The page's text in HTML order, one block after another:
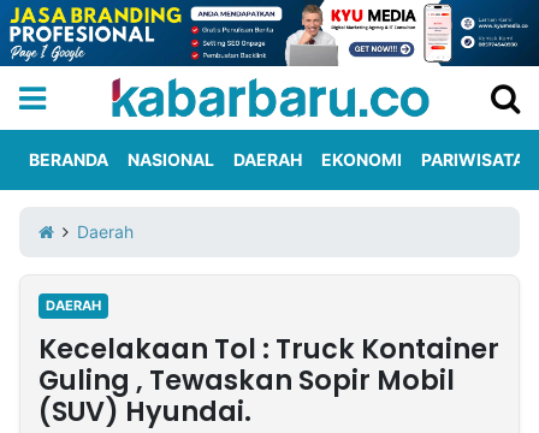
Iklan
Berita
Kami
Nasional
International
Olahraga
Entertainment
Daerah
Pariwisata
Kuliner
Kolom
BERANDA NASIONAL DAERAH EKONOMI PARIWISATA
Daerah
DAERAH
Kecelakaan Tol : Truck Kontainer
Guling , Tewaskan Sopir Mobil
(SUV) Hyundai.